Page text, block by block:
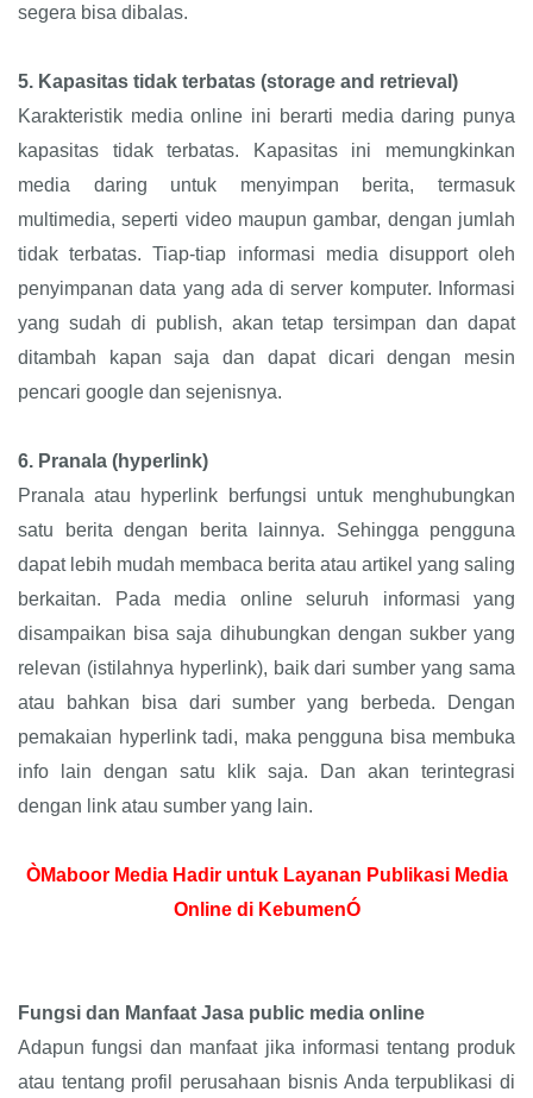
segera bisa dibalas.
5. Kapasitas tidak terbatas (storage and retrieval)
Karakteristik media online ini berarti media daring punya
kapasitas tidak terbatas. Kapasitas ini memungkinkan
media daring untuk menyimpan berita, termasuk
multimedia, seperti video maupun gambar, dengan jumlah
tidak terbatas. Tiap-tiap informasi media disupport oleh
penyimpanan data yang ada di server komputer. Informasi
yang sudah di publish, akan tetap tersimpan dan dapat
ditambah kapan saja dan dapat dicari dengan mesin
pencari google dan sejenisnya.
6. Pranala (hyperlink)
Pranala atau hyperlink berfungsi untuk menghubungkan
satu berita dengan berita lainnya. Sehingga pengguna
dapat lebih mudah membaca berita atau artikel yang saling
berkaitan. Pada media online seluruh informasi yang
disampaikan bisa saja dihubungkan dengan sukber yang
relevan (istilahnya hyperlink), baik dari sumber yang sama
atau bahkan bisa dari sumber yang berbeda. Dengan
pemakaian hyperlink tadi, maka pengguna bisa membuka
info lain dengan satu klik saja. Dan akan terintegrasi
dengan link atau sumber yang lain.
ÒMaboor Media Hadir untuk Layanan Publikasi Media
Online di KebumenÓ
Fungsi dan Manfaat Jasa public media online
Adapun fungsi dan manfaat jika informasi tentang produk
atau tentang profil perusahaan bisnis Anda terpublikasi di